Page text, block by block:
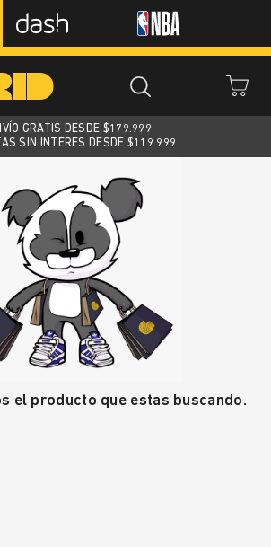
GRATIS DESDE $179.999
SIN INTERES DESDE $119.999
el producto que estas buscando.